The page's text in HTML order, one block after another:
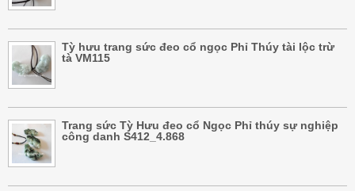
Tỳ hưu trang sức đeo cổ ngọc Phỉ Thúy tài lộc trừ
tà VM115
Trang sức Tỳ Hưu đeo cổ Ngọc Phỉ thúy sự nghiệp
công danh S412_4.868